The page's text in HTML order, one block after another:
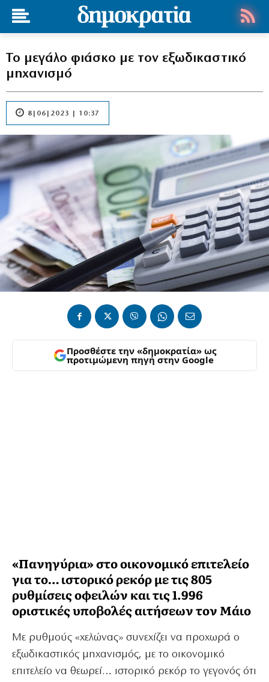
Το μεγάλο φιάσκο με τον εξωδικαστικό
μηχανισμό
8|06|2023 | 10:37
Προσθέστε την «δημοκρατία» ως
προτιμώμενη πηγή στην Google
«Πανηγύρια» στο οικονομικό επιτελείο
για το… ιστορικό ρεκόρ με τις 805
ρυθμίσεις οφειλών και τις 1.996
οριστικές υποβολές αιτήσεων τον Μάιο
Με ρυθμούς «χελώνας» συνεχίζει να προχωρά ο
εξωδικαστικός μηχανισμός, με το οικονομικό
επιτελείο να θεωρεί… ιστορικό ρεκόρ το γεγονός ότι